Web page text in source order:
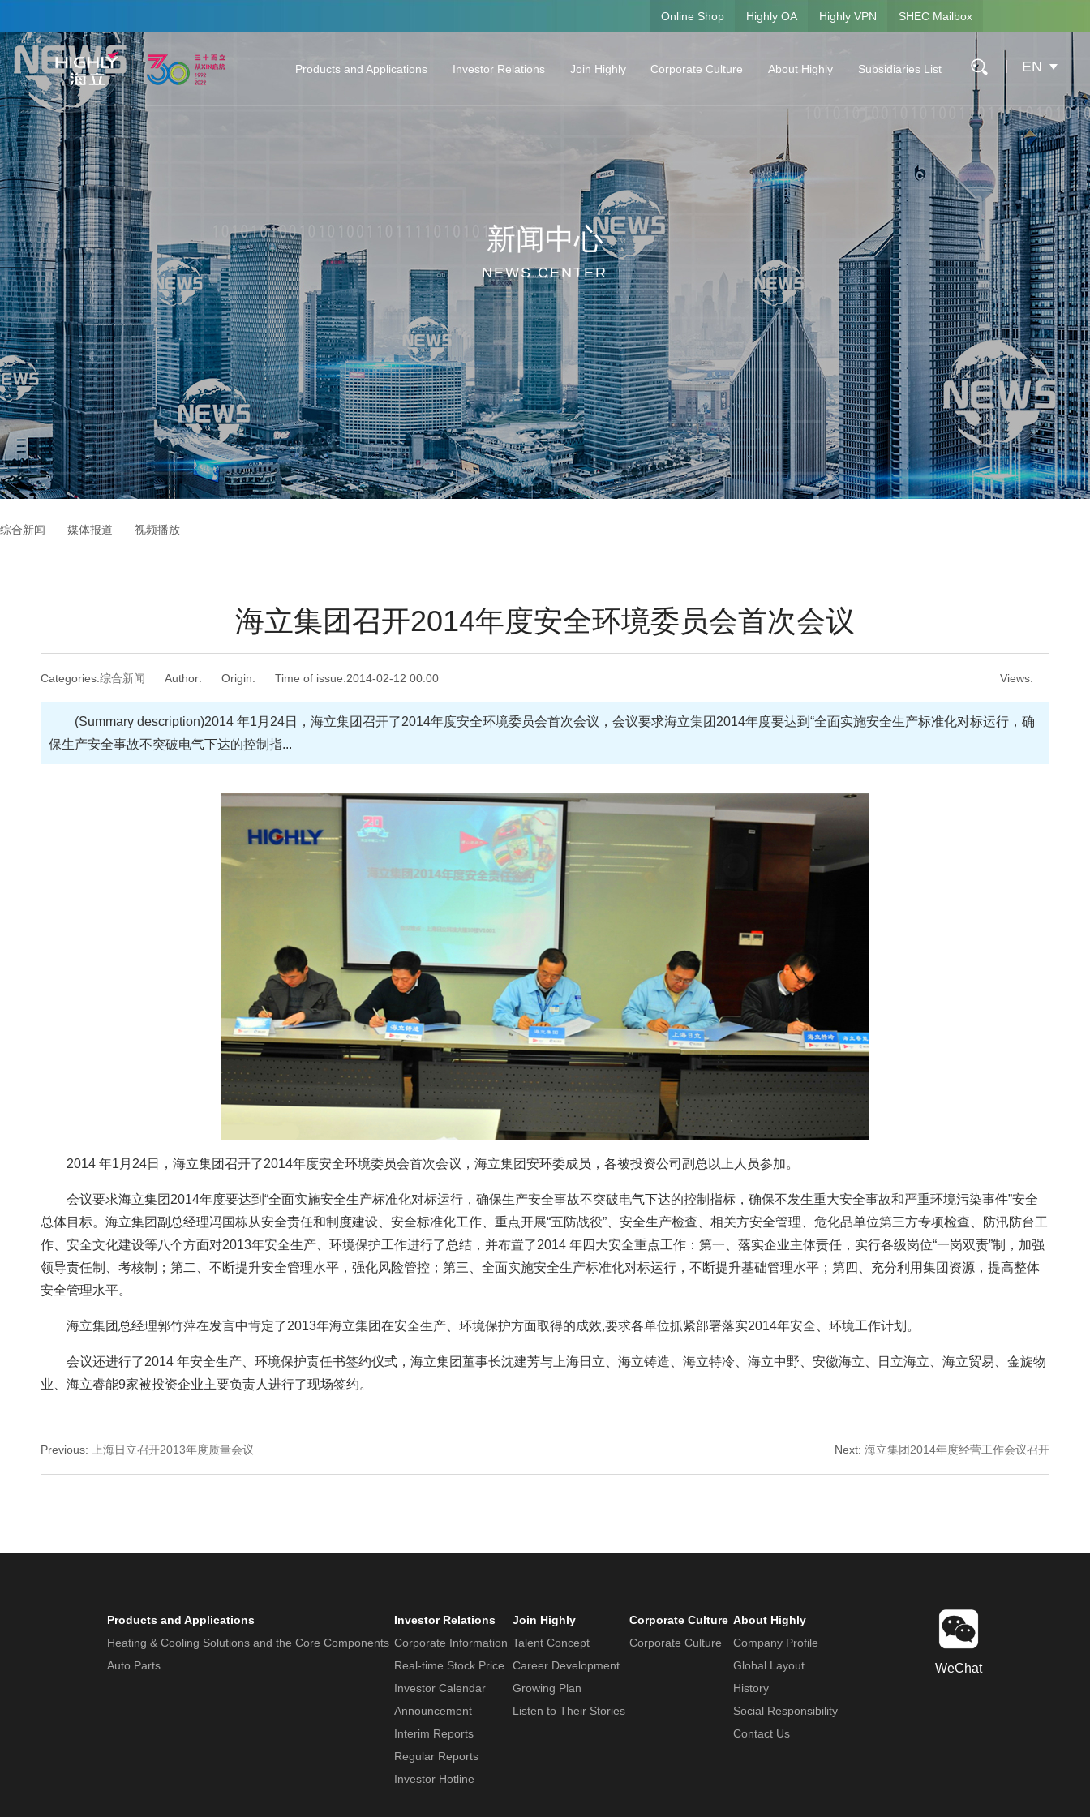
Online Shop Highly OA Highly VPN SHEC Mailbox
EN
Products and Applications Investor Relations
Interim Reports
Investor Hotline
Join Highly
Career Development
Growing Plan
Listen to Their Stories
Corporate Culture About Highly
Global Layout
History
Social Responsibility
Contact Us
Subsidiaries List
Shanghai Highly Electrical Appliances Co., Ltd.
Hangzhou Fusheng Electrical Appliances Co.,
Highly Marelli Holding Co., Ltd.
Shanghai Highly New Energy Technology Co.,
Anhui Highly Precision Casting Co., Ltd.
Shanghai Highly Special Refrigeration
Shanghai Highly Nakano Refrigerators Co., Ltd.
Shanghai Highly International Trading Co., Ltd.
Shanghai Highly Group Asset Management
新闻中心
NEWS CENTER
综合新闻 媒体报道 视频播放
海立集团召开2014年度安全环境委员会首次会议
Categories:综合新闻 Author: Origin: Time of issue:2014-02-12 00:00 Views:
(Summary description)2014 年1月24日，海立集团召开了2014年度安全环境委员会首次会议，会议要求海立集团2014年度要达到“全面实施安全生产标准化对标运行，确
保生产安全事故不突破电气下达的控制指...
2014 年1月24日，海立集团召开了2014年度安全环境委员会首次会议，海立集团安环委成员，各被投资公司副总以上人员参加。
会议要求海立集团2014年度要达到“全面实施安全生产标准化对标运行，确保生产安全事故不突破电气下达的控制指标，确保不发生重大安全事故和严重环境污染事件”安全
总体目标。海立集团副总经理冯国栋从安全责任和制度建设、安全标准化工作、重点开展“五防战役”、安全生产检查、相关方安全管理、危化品单位第三方专项检查、防汛防台工
作、安全文化建设等八个方面对2013年安全生产、环境保护工作进行了总结，并布置了2014 年四大安全重点工作：第一、落实企业主体责任，实行各级岗位“一岗双责”制，加强
领导责任制、考核制；第二、不断提升安全管理水平，强化风险管控；第三、全面实施安全生产标准化对标运行，不断提升基础管理水平；第四、充分利用集团资源，提高整体
安全管理水平。
海立集团总经理郭竹萍在发言中肯定了2013年海立集团在安全生产、环境保护方面取得的成效,要求各单位抓紧部署落实2014年安全、环境工作计划。
会议还进行了2014 年安全生产、环境保护责任书签约仪式，海立集团董事长沈建芳与上海日立、海立铸造、海立特冷、海立中野、安徽海立、日立海立、海立贸易、金旋物
业、海立睿能9家被投资企业主要负责人进行了现场签约。
Previous: 上海日立召开2013年度质量会议 Next: 海立集团2014年度经营工作会议召开
Products and Applications
Heating & Cooling Solutions and the Core Components
Auto Parts
Investor Relations
Corporate Information
Real-time Stock Price
Investor Calendar
Announcement
Interim Reports
Regular Reports
Investor Hotline
Join Highly
Talent Concept
Career Development
Growing Plan
Listen to Their Stories
Corporate Culture
Corporate Culture
About Highly
Company Profile
Global Layout
History
Social Responsibility
Contact Us
WeChat